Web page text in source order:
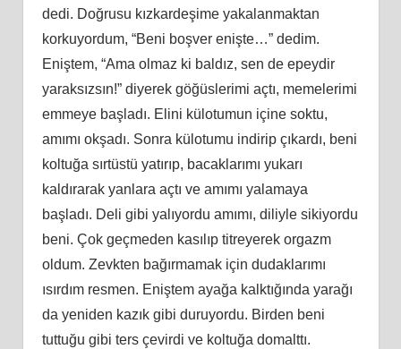
dedi. Doğrusu kızkardeşime yakalanmaktan
korkuyordum, “Beni boşver enişte…” dedim.
Eniştem, “Ama olmaz ki baldız, sen de epeydir
yaraksızsın!” diyerek göğüslerimi açtı, memelerimi
emmeye başladı. Elini külotumun içine soktu,
amımı okşadı. Sonra külotumu indirip çıkardı, beni
koltuğa sırtüstü yatırıp, bacaklarımı yukarı
kaldırarak yanlara açtı ve amımı yalamaya
başladı. Deli gibi yalıyordu amımı, diliyle sikiyordu
beni. Çok geçmeden kasılıp titreyerek orgazm
oldum. Zevkten bağırmamak için dudaklarımı
ısırdım resmen. Eniştem ayağa kalktığında yarağı
da yeniden kazık gibi duruyordu. Birden beni
tuttuğu gibi ters çevirdi ve koltuğa domalttı.